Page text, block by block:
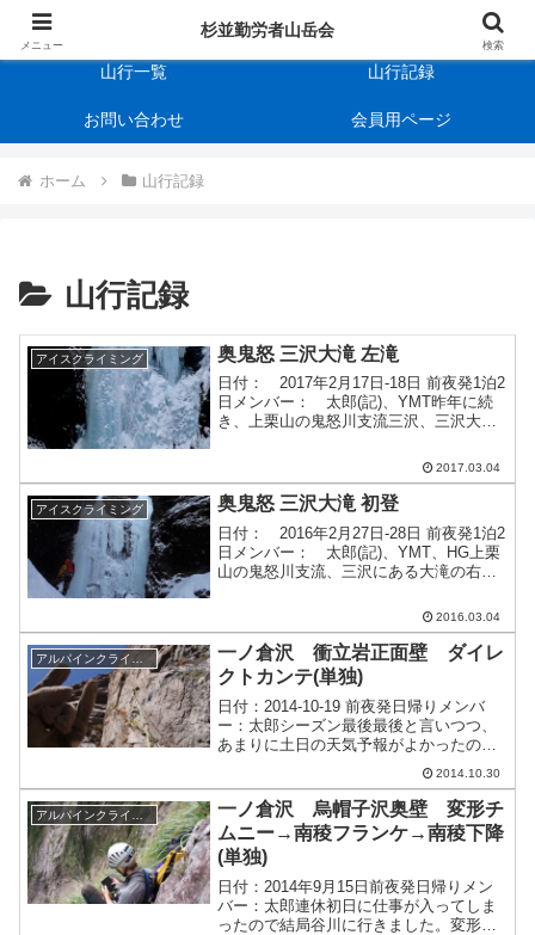
山行一覧 山行記録
お問い合わせ 会員用ページ
ホーム 山行記録
山行記録
アイスクライミング 奥鬼怒 三沢大滝 左滝
日付： 2017年2月17日-18日 前夜発1泊2
日メンバー： 太郎(記)、YMT昨年に続
き、上栗山の鬼怒川支流三沢、三沢大滝
が多く雪原とゴーロ帯のラッセルに苦労
しましたが、アプローチを含めた行動の
勝手が...
2017.03.04
アイスクライミング 奥鬼怒 三沢大滝 初登
日付： 2016年2月27日-28日 前夜発1泊2
日メンバー： 太郎(記)、YMT、HG上栗
山の鬼怒川支流、三沢にある大滝の右を
は知れた滝のようですが、実は正式名称
はなく無名滝。三沢大滝、三沢双龍滝、
三沢...
2016.03.04
一ノ倉沢 衝立岩正面壁 ダイレ
クトカンテ(単独)
日付：2014-10-19 前夜発日帰りメンバ
ー：太郎シーズン最後最後と言いつつ、
あまりに土日の天気予報がよかったので
カンテに行きました。最高の天気でよか
ったです。前情報通り、2P目は所々にピ
カピカのリン...
2014.10.30
一ノ倉沢 烏帽子沢奥壁 変形チ
ムニー→南稜フランケ→南稜下降
(単独)
日付：2014年9月15日前夜発日帰りメン
バー：太郎連休初日に仕事が入ってしま
ったので結局谷川に行きました。変形チ
メニュー
杉並勤労者山岳会
検索